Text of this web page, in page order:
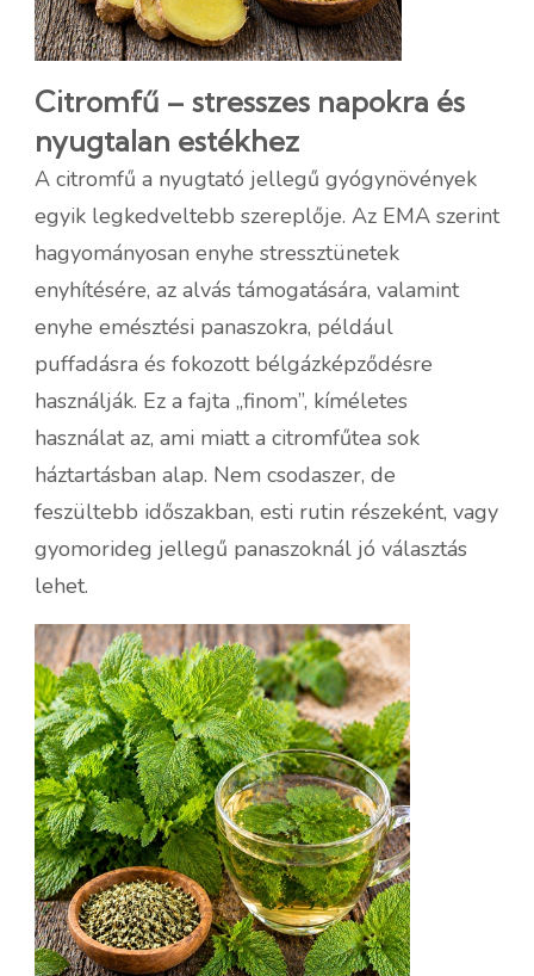
Citromfű – stresszes napokra és
nyugtalan estékhez
A citromfű a nyugtató jellegű gyógynövények
egyik legkedveltebb szereplője. Az EMA szerint
hagyományosan enyhe stressztünetek
enyhítésére, az alvás támogatására, valamint
enyhe emésztési panaszokra, például
puffadásra és fokozott bélgázképződésre
használják. Ez a fajta „finom”, kíméletes
használat az, ami miatt a citromfűtea sok
háztartásban alap. Nem csodaszer, de
feszültebb időszakban, esti rutin részeként, vagy
gyomorideg jellegű panaszoknál jó választás
lehet.